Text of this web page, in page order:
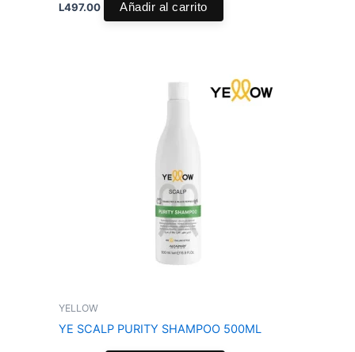
L497.00 Añadir al carrito
YELLOW
YE SCALP PURITY SHAMPOO 500ML